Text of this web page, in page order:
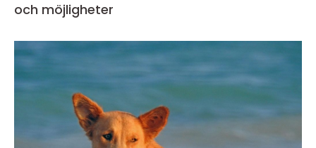
och möjligheter